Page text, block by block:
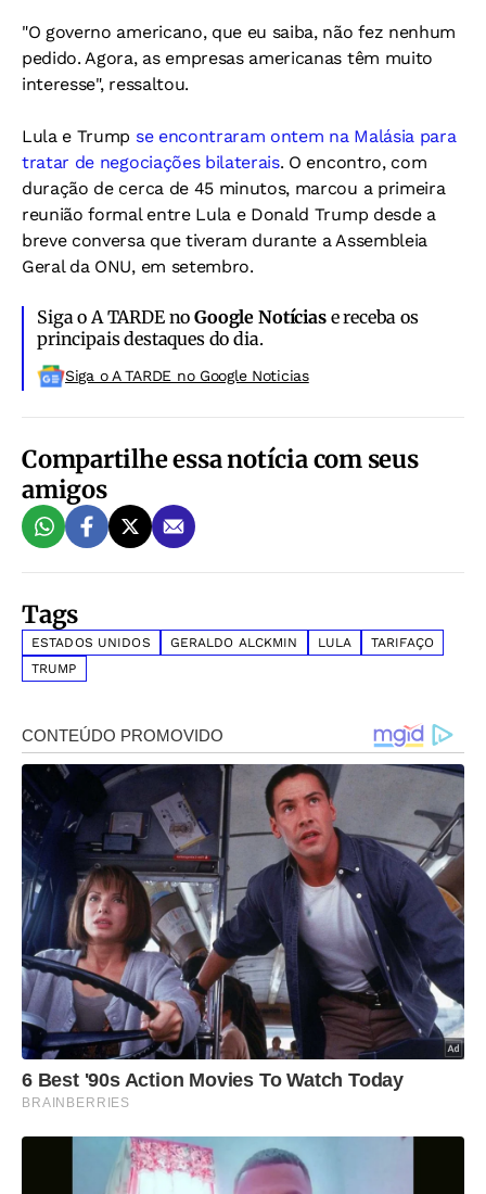
"O governo americano, que eu saiba, não fez nenhum
pedido. Agora, as empresas americanas têm muito
interesse", ressaltou.
Lula e Trump se encontraram ontem na Malásia para
tratar de negociações bilaterais. O encontro, com
duração de cerca de 45 minutos, marcou a primeira
reunião formal entre Lula e Donald Trump desde a
breve conversa que tiveram durante a Assembleia
Geral da ONU, em setembro.
Siga o A TARDE noGoogle Notíciase receba os
principais destaques do dia.
Siga o A TARDE no Google Noticias
Compartilhe essa notícia com seus
amigos
Tags
ESTADOS UNIDOS GERALDO ALCKMIN LULA
TARIFAÇO
TRUMP